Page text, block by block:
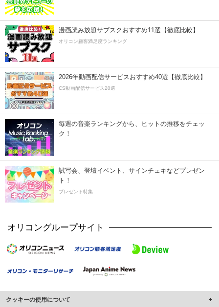
漫画読み放題サブスクおすすめ11選【徹底比較】
オリコン顧客満足度ランキング
2026年動画配信サービスおすすめ40選【徹底比較】
CS動画配信サービス20選
毎週の音楽ランキングから、ヒットの推移をチェッ
ク！
試写会、登壇イベント、サインチェキなどプレゼン
ト！
プレゼント特集
オリコングループサイト
クッキーの使用について